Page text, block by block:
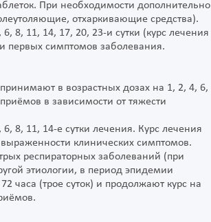
При необходимости дополнительно
отхаркивающие средства).
8, 11, 14, 17, 20, 23-и сутки (курс лечения
первых симптомов заболевания.
в возрастных дозах на 1, 2, 4, 6,
в зависимости от тяжести
8, 11, 14-е сутки лечения. Курс лечения
клинических симптомов.
респираторных заболеваний (при
этиологии, в период эпидемии
часа (трое суток) и продолжают курс на